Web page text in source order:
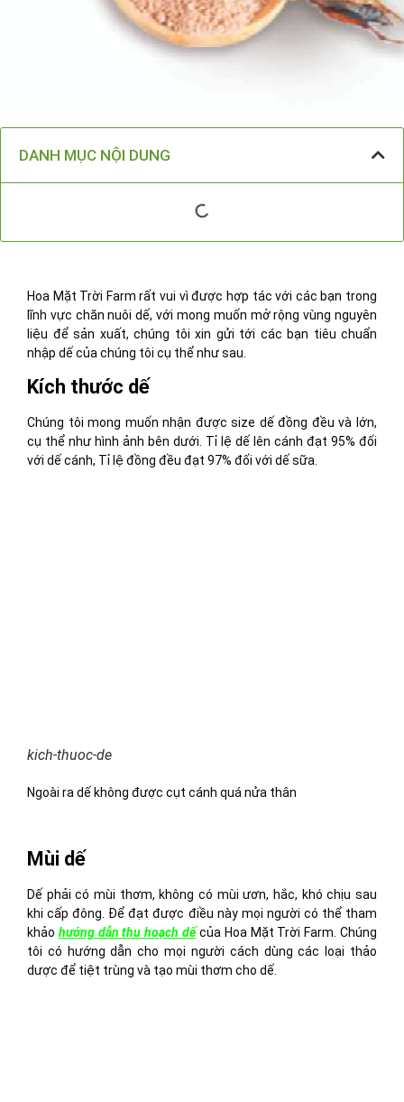
DANH MỤC NỘI DUNG
Hoa Mặt Trời Farm rất vui vì được hợp tác với các bạn trong
lĩnh vực chăn nuôi dế, với mong muốn mở rộng vùng nguyên
liệu để sản xuất, chúng tôi xin gửi tới các bạn tiêu chuẩn
nhập dế của chúng tôi cụ thể như sau.
Kích thước dế
Chúng tôi mong muốn nhận được size dế đồng đều và lớn,
cụ thể như hình ảnh bên dưới. Tỉ lệ dế lên cánh đạt 95% đối
với dế cánh, Tỉ lệ đồng đều đạt 97% đối với dế sữa.
kich-thuoc-de
Ngoài ra dế không được cụt cánh quá nửa thân
Mùi dế
Dế phải có mùi thơm, không có mùi ươn, hắc, khó chịu sau
khi cấp đông. Để đạt được điều này mọi người có thể tham
khảo hướng dẫn thu hoạch dếcủa Hoa Mặt Trời Farm. Chúng
tôi có hướng dẫn cho mọi người cách dùng các loại thảo
dược để tiệt trùng và tạo mùi thơm cho dế.